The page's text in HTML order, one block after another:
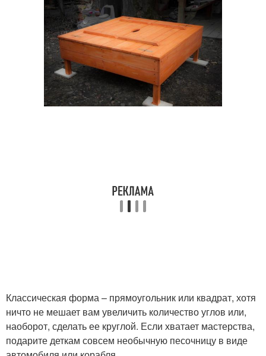
Классическая форма – прямоугольник или квадрат, хотя
ничто не мешает вам увеличить количество углов или,
наоборот, сделать ее круглой. Если хватает мастерства,
подарите деткам совсем необычную песочницу в виде